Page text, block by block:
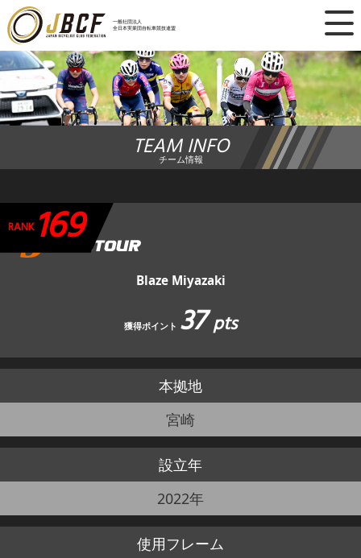
一般社団法人
全日本実業団自転車競技連盟
×
ニュース
レース日程
ランキング
競技ガイド
加盟・登録
エントリー
JBCF ROAD SERIESとは
TEAM INFO
チーム情報
Blaze Miyazaki
獲得ポイント 37pts
RANK 169
本拠地
宮崎
設立年
2022年
使用フレーム